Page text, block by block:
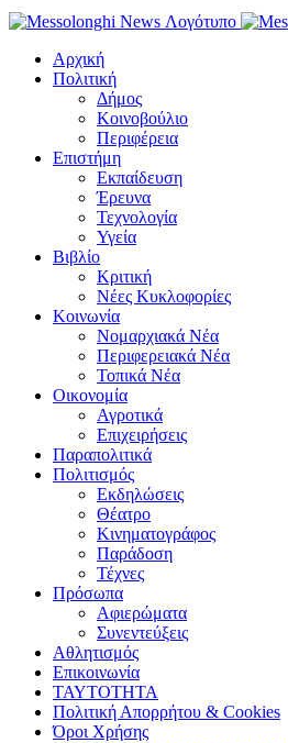
Αρχική
Πολιτική
Δήμος
Κοινοβούλιο
Περιφέρεια
Επιστήμη
Εκπαίδευση
Έρευνα
Τεχνολογία
Υγεία
Βιβλίο
Κριτική
Νέες Κυκλοφορίες
Κοινωνία
Νομαρχιακά Νέα
Περιφερειακά Νέα
Τοπικά Νέα
Οικονομία
Αγροτικά
Επιχειρήσεις
Παραπολιτικά
Πολιτισμός
Εκδηλώσεις
Θέατρο
Κινηματογράφος
Παράδοση
Τέχνες
Πρόσωπα
Αφιερώματα
Συνεντεύξεις
Αθλητισμός
Επικοινωνία
ΤΑΥΤΟΤΗΤΑ
Πολιτική Απορρήτου & Cookies
Όροι Χρήσης